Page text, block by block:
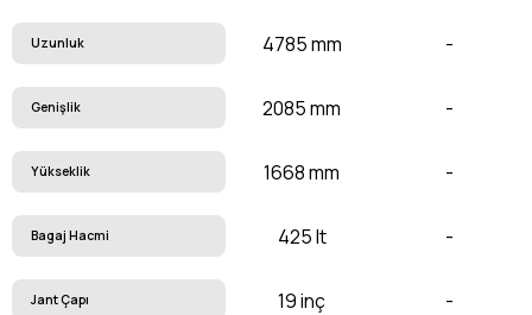
Uzunluk 4785 mm -
Genişlik 2085 mm -
Yükseklik 1668 mm -
Bagaj Hacmi 425 lt -
Jant Çapı 19 inç -